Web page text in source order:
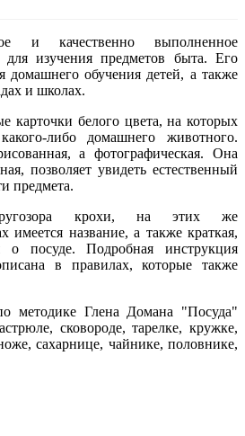
и качественно выполненное
для изучения предметов быта. Его
домашнего обучения детей, а также
и школах.
карточки белого цвета, на которых
либо домашнего животного.
а фотографическая. Она
позволяет увидеть естественный
предмета.
крохи, на этих же
имеется название, а также краткая,
посуде. Подробная инструкция
в правилах, которые также
методике Глена Домана "Посуда"
сковороде, тарелке, кружке,
сахарнице, чайнике, половнике,